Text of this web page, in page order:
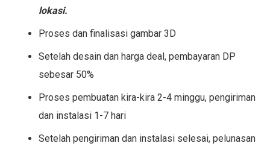
lokasi.
Proses dan finalisasi gambar 3D
Setelah desain dan harga deal, pembayaran DP
sebesar 50%
Proses pembuatan kira-kira 2-4 minggu, pengiriman
dan instalasi 1-7 hari
Setelah pengiriman dan instalasi selesai, pelunasan